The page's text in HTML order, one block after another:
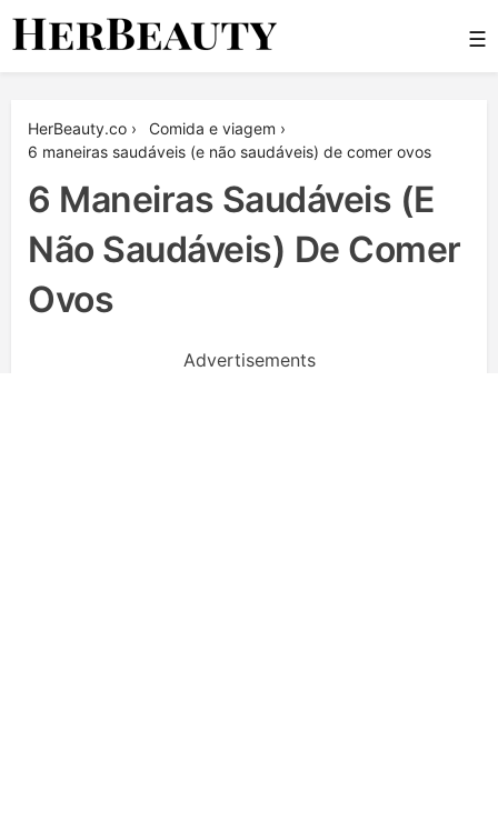
Skip
☰
HerBeauty.co › Сomida e viagem ›
6 maneiras saudáveis (e não saudáveis) de comer ovos
6 Maneiras Saudáveis (e
Não Saudáveis) De Comer
Ovos
Advertisements